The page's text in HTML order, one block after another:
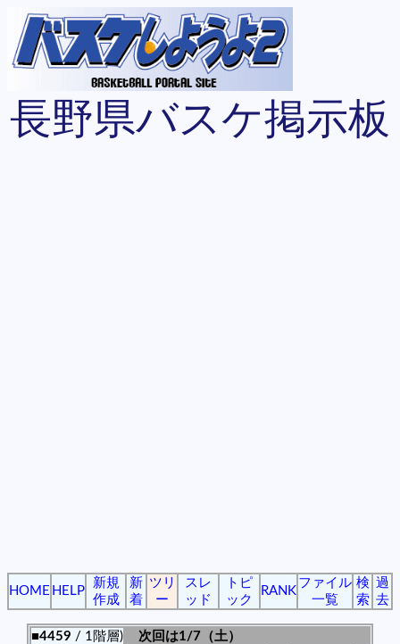
長野県バスケ掲示板
HOME HELP
新規
作成
新
着
ツリ
ー
スレ
ッド
トピ
ック
RANK
ファイル
一覧
検
索
過
去
■4459 / 1階層)
次回は1/7（土）